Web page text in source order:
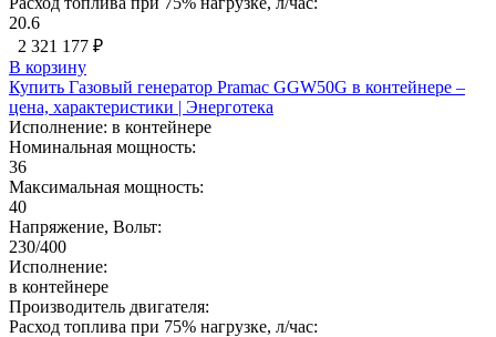
20.6
2 321 177 ₽
В корзину
Купить Газовый генератор Pramac GGW50G в контейнере –
цена, характеристики | Энерготека
Исполнение: в контейнере
Номинальная мощность:
36
Максимальная мощность:
40
Напряжение, Вольт:
230/400
Исполнение:
в контейнере
Производитель двигателя:
Расход топлива при 75% нагрузке, л/час: